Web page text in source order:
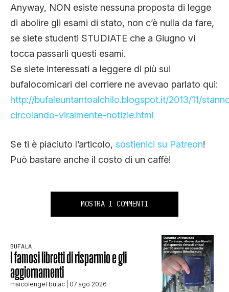
Anyway, NON esiste nessuna proposta di legge
di abolire gli esami di stato, non c’è nulla da fare,
se siete studenti STUDIATE che a Giugno vi
tocca passarli questi esami.
Se siete interessati a leggere di più sui
bufalocomicari del corriere ne avevao parlato qui:
http://bufaleuntantoalchilo.blogspot.it/2013/11/
circolando-viralmente-notizie.html
Se ti è piaciuto l’articolo, sostienici su Patreon!
Può bastare anche il costo di un caffè!
MOSTRA I COMMENTI
BUFALA
I famosi libretti di risparmio e gli
aggiornamenti
maicolengel butac | 07 ago 2026